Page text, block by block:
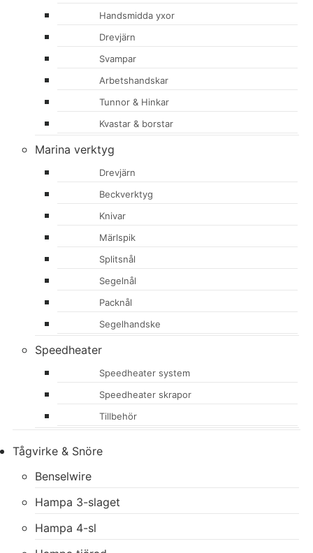
Handsmidda yxor
Drevjärn
Svampar
Arbetshandskar
Tunnor & Hinkar
Kvastar & borstar
Marina verktyg
Drevjärn
Beckverktyg
Knivar
Märlspik
Splitsnål
Segelnål
Packnål
Segelhandske
Speedheater
Speedheater system
Speedheater skrapor
Tillbehör
Tågvirke & Snöre
Benselwire
Hampa 3-slaget
Hampa 4-sl